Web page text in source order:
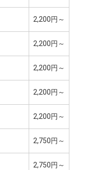
2,200円～
2,200円～
2,200円～
2,200円～
2,200円～
2,750円～
2,750円～